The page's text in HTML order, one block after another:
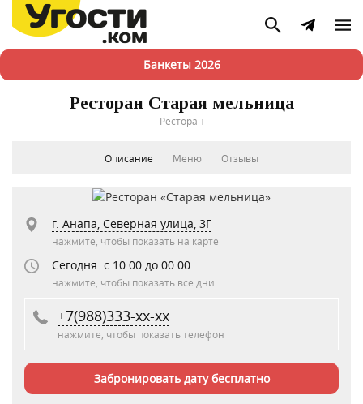
Банкеты 2026
Ресторан Старая мельница
Ресторан
Описание Меню Отзывы
г. Анапа, Северная улица, 3Г
нажмите, чтобы показать на карте
Сегодня: c 10:00 до 00:00
нажмите, чтобы показать все дни
+7(988)333-xx-xx
нажмите, чтобы показать телефон
Забронировать дату бесплатно